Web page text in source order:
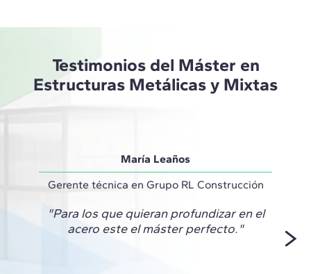
Testimonios del Máster en
Estructuras Metálicas y Mixtas
María Leaños
Gerente técnica en Grupo RL Construcción
"Para los que quieran profundizar en el
acero este el máster perfecto."